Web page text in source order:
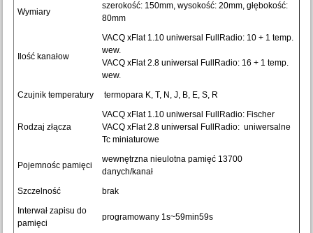
Wymiary
szerokość: 150mm, wysokość: 20mm, głębokość:
80mm
Ilość kanałow
VACQ xFlat 1.10 uniwersal FullRadio: 10 + 1 temp.
wew.
VACQ xFlat 2.8 uniwersal FullRadio: 16 + 1 temp.
wew.
Czujnik temperatury
termopara K, T, N, J, B, E, S, R
Rodzaj złącza
VACQ xFlat 1.10 uniwersal FullRadio: Fischer
VACQ xFlat 2.8 uniwersal FullRadio: uniwersalne
Tc miniaturowe
Pojemnośc pamięci
wewnętrzna nieulotna pamięć 13700
danych/kanał
Szczelność
brak
Interwał zapisu do
pamięci
programowany 1s~59min59s